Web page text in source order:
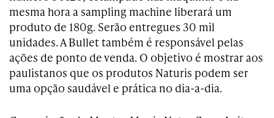
mesma hora a sampling machine liberará um
produto de 180g. Serão entregues 30 mil
unidades. A Bullet também é responsável pelas
ações de ponto de venda. O objetivo é mostrar aos
paulistanos que os produtos Naturis podem ser
uma opção saudável e prática no dia-a-dia.